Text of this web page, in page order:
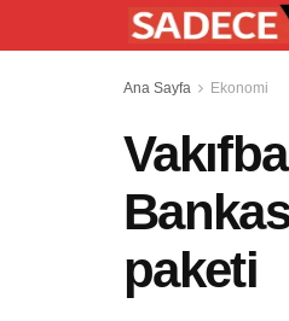
Ana Sayfa Ekonomi
paketi